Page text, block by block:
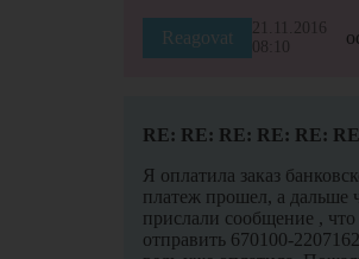
Reagovat
21.11.2016
08:10
RE: RE: RE: RE: RE:
Я оплатила заказ
платеж прошел, а дальше
прислали сообщение ,
отправить 670100-